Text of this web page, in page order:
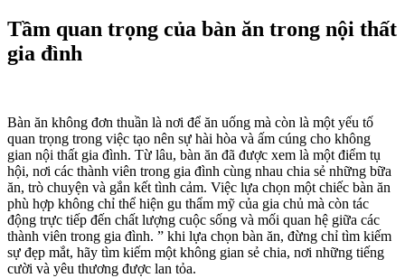
Tầm quan trọng của bàn ăn trong nội thất
gia đình
Bàn ăn không đơn thuần là nơi để ăn uống mà còn là một yếu tố
quan trọng trong việc tạo nên sự hài hòa và ấm cúng cho không
gian nội thất gia đình. Từ lâu, bàn ăn đã được xem là một điểm tụ
hội, nơi các thành viên trong gia đình cùng nhau chia sẻ những bữa
ăn, trò chuyện và gắn kết tình cảm. Việc lựa chọn một chiếc bàn ăn
phù hợp không chỉ thể hiện gu thẩm mỹ của gia chủ mà còn tác
động trực tiếp đến chất lượng cuộc sống và mối quan hệ giữa các
thành viên trong gia đình. ” khi lựa chọn bàn ăn, đừng chỉ tìm kiếm
sự đẹp mắt, hãy tìm kiếm một không gian sẻ chia, nơi những tiếng
cười và yêu thương được lan tỏa.